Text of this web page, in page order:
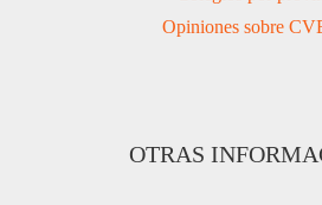
Opiniones sobre
OTRAS